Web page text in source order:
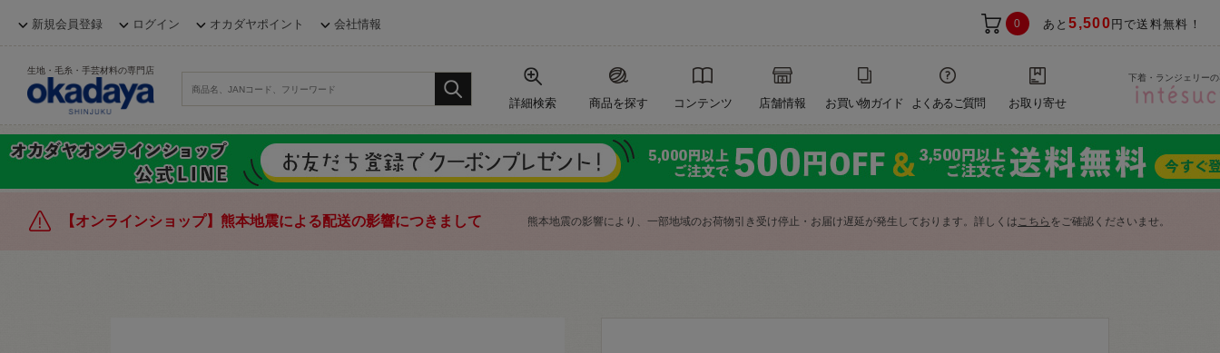
新規会員登録 ログイン オカダヤポイント 会社情報 0 あと5,500 円で送料無料！
生地・毛糸・手芸材料の専門店
詳細検索 商品を探す コンテンツ 店舗情報 お買い物ガイド よくあるご質問 お取り寄せ
下着・ランジェリー
【オンラインショップ】熊本地震による配送の影響につきまして 熊本地震の影響により、一部地域のお荷物引き受け停止・お届け遅延が発生しております。詳しくはこちら をご確認くださいませ。